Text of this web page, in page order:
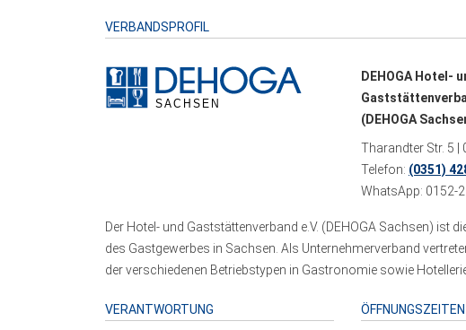
VERBANDSPROFIL
DEHOGA Hotel-
(DEHOGA
Tharandter Str. 5 |
Telefon: (0351)
WhatsApp: 0152-
Der Hotel- und Gaststättenverband e.V. (DEHOGA Sachsen) ist
des Gastgewerbes in Sachsen. Als Unternehmerverband
der verschiedenen Betriebstypen in Gastronomie sowie
VERANTWORTUNG ÖFFNUNGSZEITEN